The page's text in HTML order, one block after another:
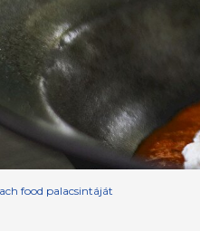
food palacsintáját